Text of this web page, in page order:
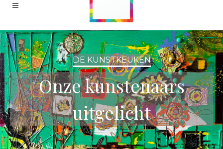
DE KUNSTKEUKEN
Onze kunstenaars
uitgelicht